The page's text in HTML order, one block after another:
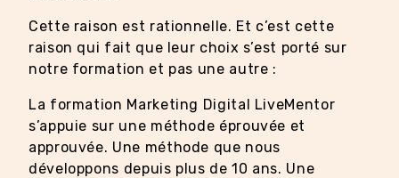
Cette raison est rationnelle. Et c’est cette
raison qui fait que leur choix s’est porté sur
notre formation et pas une autre :
La formation Marketing Digital LiveMentor
s’appuie sur une méthode éprouvée et
approuvée. Une méthode que nous
développons depuis plus de 10 ans. Une